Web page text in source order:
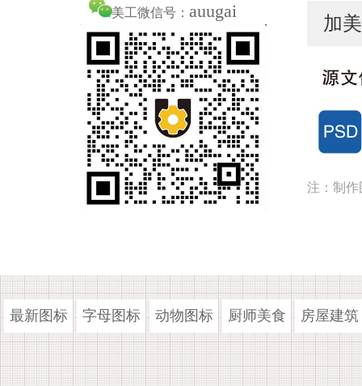
美工微信号： auugai
加
注：制作
最新图标 字母图标 动物图标 厨师美食 房屋建筑